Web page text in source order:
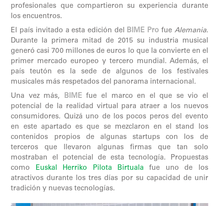
profesionales que compartieron su experiencia durante
los encuentros.
El país invitado a esta edición del BIME Pro fue Alemania.
Durante la primera mitad de 2015 su industria musical
generó casi 700 millones de euros lo que la convierte en el
primer mercado europeo y tercero mundial. Además, el
país teutón es la sede de algunos de los festivales
musicales más respetados del panorama internacional.
Una vez más, BIMEfue el marco en el que se vio el
potencial de la realidad virtual para atraer a los nuevos
consumidores. Quizá uno de los pocos peros del evento
en este apartado es que se mezclaron en el stand los
contenidos propios de algunas startups con los de
terceros que llevaron algunas firmas que tan solo
mostraban el potencial de esta tecnología. Propuestas
como
Euskal Herriko Pilota Birtuala fue uno de los
atractivos durante los tres días por su capacidad de unir
tradición y nuevas tecnologías.